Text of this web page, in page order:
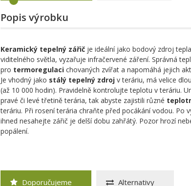
Popis výrobku
Keramický tepelný zářič je ideální jako bodový zdroj
viditelného světla, vyzařuje infračervené záření. Správná
pro termoregulaci chovaných zvířat a napomáhá jejich
Je vhodný jako stálý tepelný zdroj v teráriu, má velice
(až 10 000 hodin). Pravidelně kontrolujte teplotu v teráriu.
pravé či levé třetině terária, tak abyste zajistili různé
teráriu. Při rosení terária chraňte před pocákání vodou. Po
ihned nesahejte zářič je delší dobu zahřátý. Pozor hrozí
popálení.
Doporučujeme Alternativy